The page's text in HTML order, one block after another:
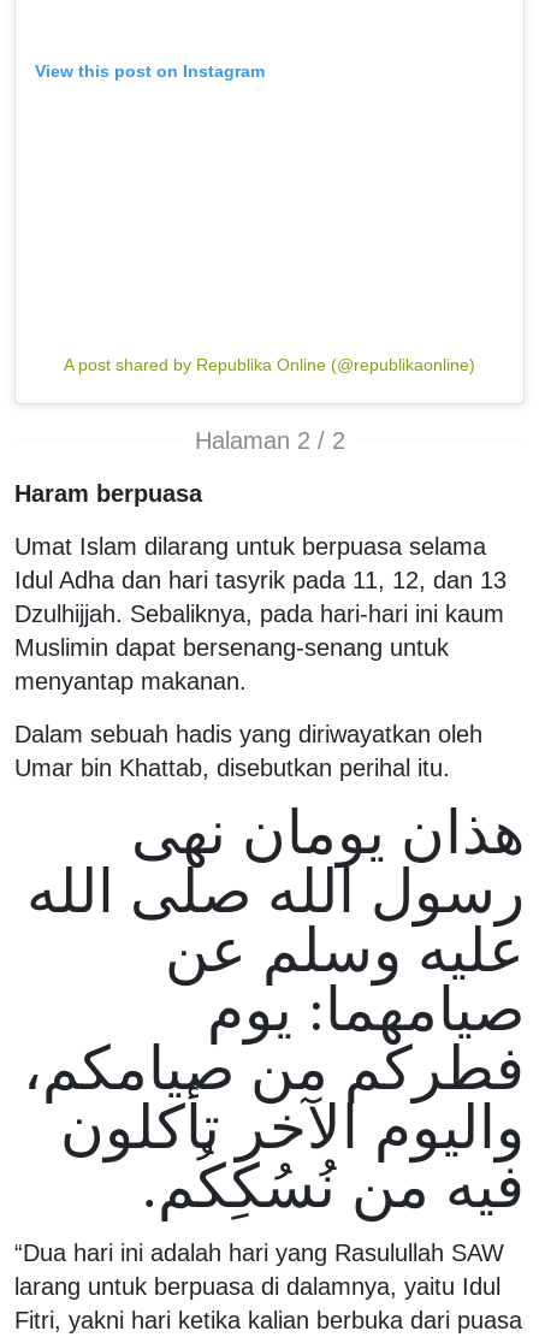
View this post on Instagram
A post shared by Republika Online (@republikaonline)
Halaman 2 / 2
Haram berpuasa
Umat Islam dilarang untuk berpuasa selama
Idul Adha dan hari tasyrik pada 11, 12, dan 13
Dzulhijjah. Sebaliknya, pada hari-hari ini kaum
Muslimin dapat bersenang-senang untuk
menyantap makanan.
Dalam sebuah hadis yang diriwayatkan oleh
Umar bin Khattab, disebutkan perihal itu.
هذان يومان نهى
رسول الله صلى الله
عليه وسلم عن
صيامهما: يوم
فطركم من صيامكم،
واليوم الآخر تأكلون
فيه من نُسُكِكُم.
“Dua hari ini adalah hari yang Rasulullah SAW
larang untuk berpuasa di dalamnya, yaitu Idul
Fitri, yakni hari ketika kalian berbuka dari puasa